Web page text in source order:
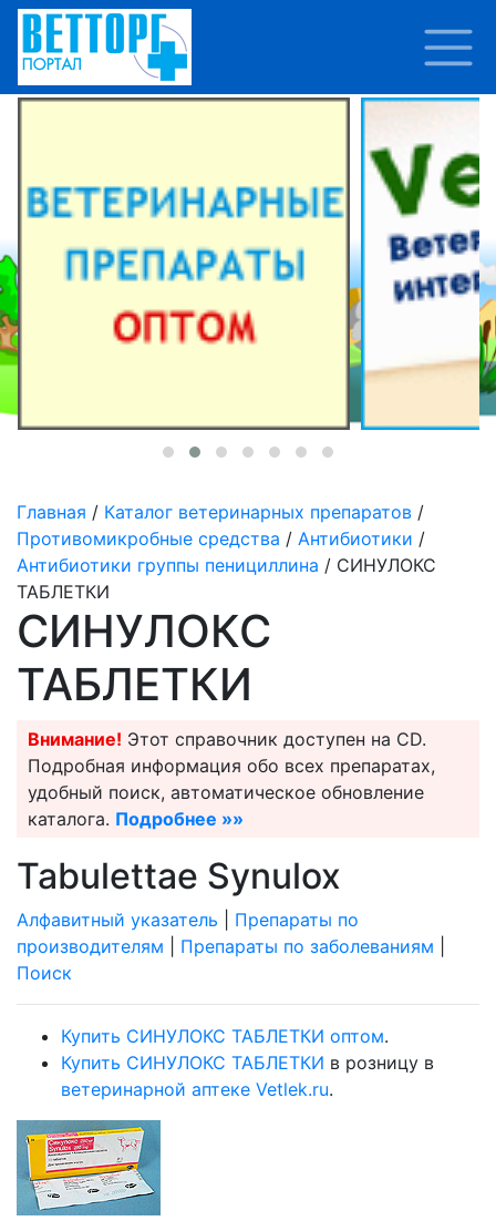
Главная / Каталог ветеринарных препаратов /
Противомикробные средства / Антибиотики /
Антибиотики группы пенициллина / СИНУЛОКС
ТАБЛЕТКИ
СИНУЛОКС
ТАБЛЕТКИ
Внимание! Этот справочник доступен на CD.
Подробная информация обо всех препаратах,
удобный поиск, автоматическое обновление
каталога. Подробнее »»
Tabulettae Synulox
Алфавитный указатель
Препараты по
производителям
Препараты по заболеваниям
Поиск
Купить СИНУЛОКС ТАБЛЕТКИ оптом.
Купить СИНУЛОКС ТАБЛЕТКИ в розницу в
ветеринарной аптеке Vetlek.ru.